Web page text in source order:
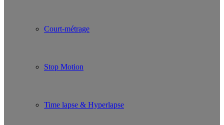
Court-métrage
Stop Motion
Time lapse & Hyperlapse